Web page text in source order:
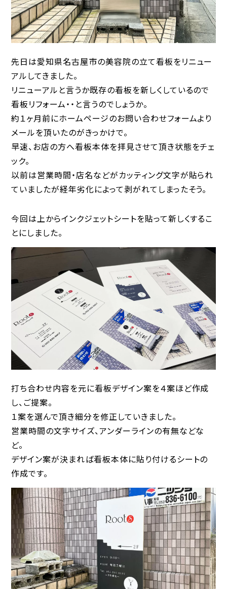
先日は愛知県名古屋市の美容院の立て看板をリニュー
アルしてきました。
リニューアルと言うか既存の看板を新しくしているので
看板リフォーム・・と言うのでしょうか。
約１ヶ月前にホームページのお問い合わせフォームより
メールを頂いたのがきっかけで。
早速、お店の方へ看板本体を拝見させて頂き状態をチェ
ック。
以前は営業時間・店名などがカッティング文字が貼られ
ていましたが経年劣化によって剥がれてしまったそう。
今回は上からインクジェットシートを貼って新しくするこ
とにしました。
打ち合わせ内容を元に看板デザイン案を４案ほど作成
し、ご提案。
１案を選んで頂き細分を修正していきました。
営業時間の文字サイズ、アンダーラインの有無などな
ど。
デザイン案が決まれば看板本体に貼り付けるシートの
作成です。